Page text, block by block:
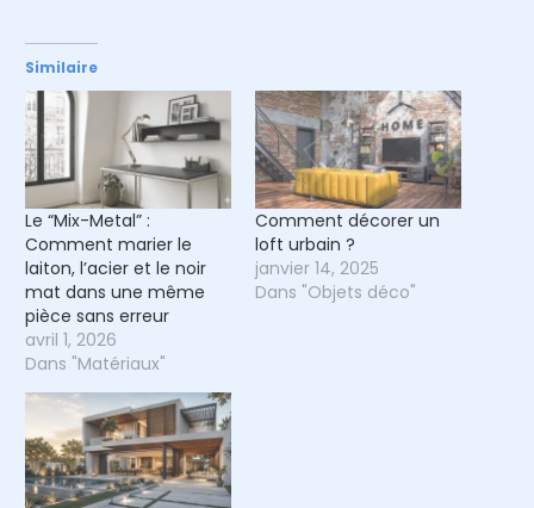
Similaire
Le “Mix-Metal” :
Comment marier le
laiton, l’acier et le noir
mat dans une même
pièce sans erreur
avril 1, 2026
Dans "Matériaux"
Comment décorer un
loft urbain ?
janvier 14, 2025
Dans "Objets déco"